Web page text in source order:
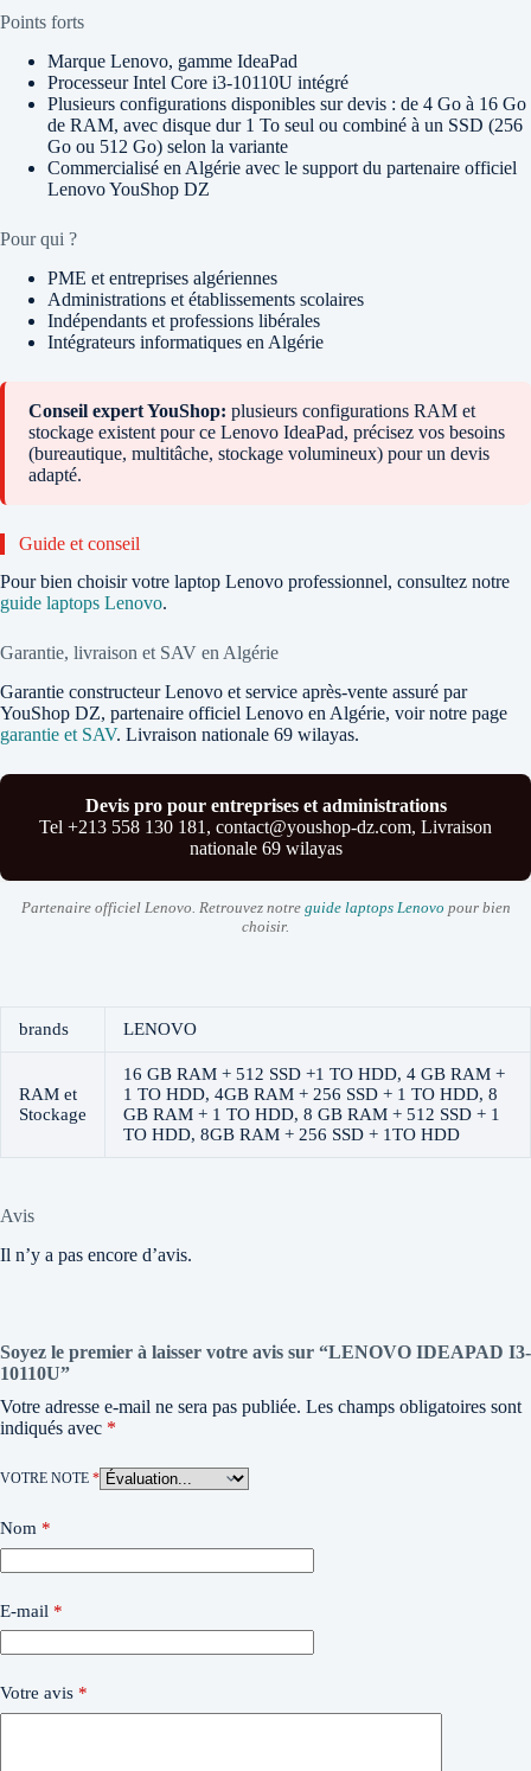
Points forts
Marque Lenovo, gamme IdeaPad
Processeur Intel Core i3-10110U intégré
Plusieurs configurations disponibles sur devis : de 4 Go à 16 Go
de RAM, avec disque dur 1 To seul ou combiné à un SSD (256
Go ou 512 Go) selon la variante
Commercialisé en Algérie avec le support du partenaire officiel
Lenovo YouShop DZ
Pour qui ?
PME et entreprises algériennes
Administrations et établissements scolaires
Indépendants et professions libérales
Intégrateurs informatiques en Algérie
Conseil expert YouShop: plusieurs configurations RAM et
stockage existent pour ce Lenovo IdeaPad, précisez vos besoins
(bureautique, multitâche, stockage volumineux) pour un devis
adapté.
Guide et conseil
Pour bien choisir votre laptop Lenovo professionnel, consultez notre
guide laptops Lenovo.
Garantie, livraison et SAV en Algérie
Garantie constructeur Lenovo et service après-vente assuré par
YouShop DZ, partenaire officiel Lenovo en Algérie, voir notre page
garantie et SAV. Livraison nationale 69 wilayas.
Devis pro pour entreprises et administrations
Tel +213 558 130 181, contact@youshop-dz.com, Livraison
nationale 69 wilayas
Partenaire officiel Lenovo. Retrouvez notre guide laptops Lenovo pour bien
choisir.
brands LENOVO
RAM et
Stockage
16 GB RAM + 512 SSD +1 TO HDD, 4 GB RAM +
1 TO HDD, 4GB RAM + 256 SSD + 1 TO HDD, 8
GB RAM + 1 TO HDD, 8 GB RAM + 512 SSD + 1
TO HDD, 8GB RAM + 256 SSD + 1TO HDD
Avis
Il n’y a pas encore d’avis.
Soyez le premier à laisser votre avis sur “LENOVO IDEAPAD I3-
10110U”
Votre adresse e-mail ne sera pas publiée. Les champs obligatoires sont
indiqués avec *
VOTRE NOTE *
Nom *
E-mail *
Votre avis *